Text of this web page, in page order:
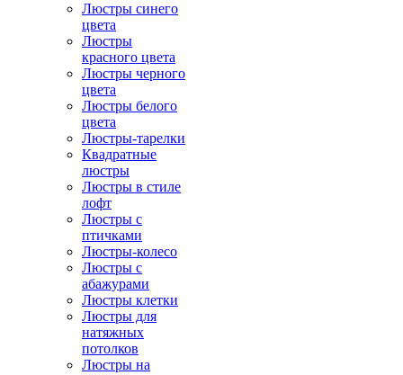
Люстры синего
цвета
Люстры
красного цвета
Люстры черного
цвета
Люстры белого
цвета
Люстры-тарелки
Квадратные
люстры
Люстры в стиле
лофт
Люстры с
птичками
Люстры-колесо
Люстры с
абажурами
Люстры клетки
Люстры для
натяжных
потолков
Люстры на